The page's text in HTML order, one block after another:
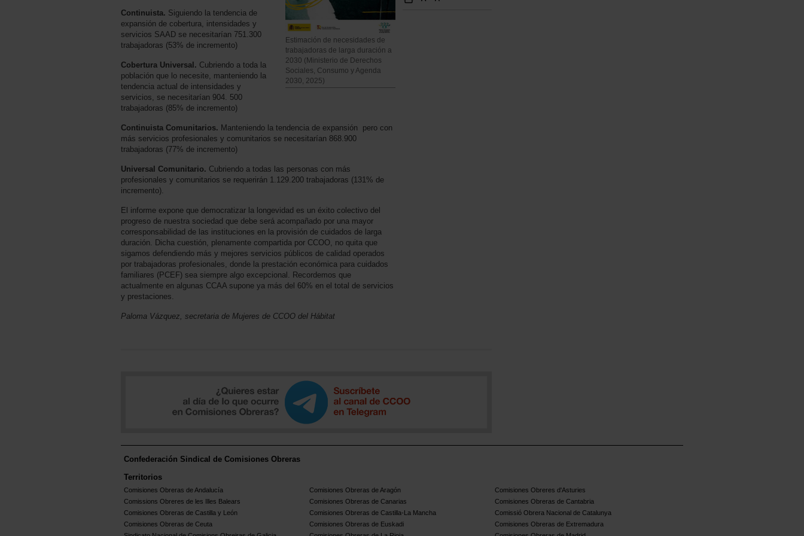
Estimación de necesidades de
trabajadoras de larga duración a
2030 (Ministerio de Derechos
Sociales, Consumo y Agenda
2030, 2025)
Continuista. Siguiendo la tendencia de
expansión de cobertura, intensidades y
servicios SAAD se necesitarían 751.300
trabajadoras (53% de incremento)
Cobertura Universal. Cubriendo a toda la
población que lo necesite, manteniendo la
tendencia actual de intensidades y
servicios, se necesitarían 904. 500
trabajadoras (85% de incremento)
Continuista Comunitarios. Manteniendo la tendencia de expansión pero con
más servicios profesionales y comunitarios se necesitarían 868.900
trabajadoras (77% de incremento)
Universal Comunitario. Cubriendo a todas las personas con más
profesionales y comunitarios se requerirán 1.129.200 trabajadoras (131% de
incremento).
El informe expone que democratizar la longevidad es un éxito colectivo del
progreso de nuestra sociedad que debe será acompañado por una mayor
corresponsabilidad de las instituciones en la provisión de cuidados de larga
duración. Dicha cuestión, plenamente compartida por CCOO, no quita que
sigamos defendiendo más y mejores servicios públicos de calidad operados
por trabajadoras profesionales, donde la prestación económica para cuidados
familiares (PCEF) sea siempre algo excepcional. Recordemos que
actualmente en algunas CCAA supone ya más del 60% en el total de servicios
y prestaciones.
Paloma Vázquez, secretaria de Mujeres de CCOO del Hábitat
Confederación Sindical de Comisiones Obreras
Territorios
Comisiones Obreras de Andalucía Comisiones Obreras de Aragón
Comisiones Obreres d'Asturies
Comissions Obreres de les Illes Balears
Comisiones Obreras de Canarias
Comisiones Obreras de Cantabria
Comisiones Obreras de Castilla y León
Comisiones Obreras de Castilla-La Mancha
Comissió Obrera Nacional de Catalunya
Comisiones Obreras de Ceuta
Comisiones Obreras de Euskadi
Comisiones Obreras de Extremadura